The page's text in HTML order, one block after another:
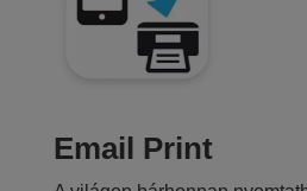
Email Print